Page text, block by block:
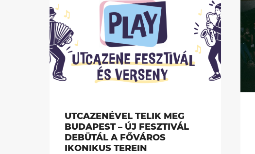
UTCAZENÉVEL TELIK MEG
BUDAPEST – ÚJ FESZTIVÁL
DEBÜTÁL A FŐVÁROS
IKONIKUS TEREIN